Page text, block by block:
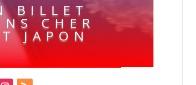
BILLET
CHER
JAPON